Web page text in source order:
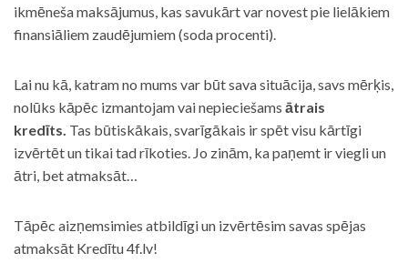
ikmēneša maksājumus, kas savukārt var novest pie lielākiem
finansiāliem zaudējumiem (soda procenti).
Lai nu kā, katram no mums var būt sava situācija, savs mērķis,
nolūks kāpēc izmantojam vai nepieciešams ātrais
kredīts. Tas būtiskākais, svarīgākais ir spēt visu kārtīgi
izvērtēt un tikai tad rīkoties. Jo zinām, ka paņemt ir viegli un
ātri, bet atmaksāt…
Tāpēc aizņemsimies atbildīgi un izvērtēsim savas spējas
atmaksāt Kredītu 4f.lv!